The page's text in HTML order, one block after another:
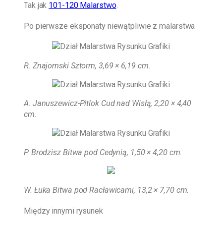
Tak jak 101-120 Malarstwo.
Po pierwsze eksponaty niewątpliwie z malarstwa
R. Znajomski Sztorm, 3,69 × 6,19 cm
A. Januszewicz-Pitlok Cud nad Wisłą, 2,20 × 4,40
cm.
P. Brodzisz Bitwa pod Cedynią, 1,50 × 4,20 cm.
W. Łuka Bitwa pod Racławicami, 13,2 × 7,70 cm.
Między innymi rysunek